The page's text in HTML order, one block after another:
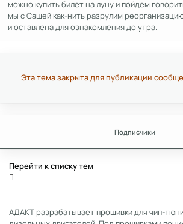
можно купить билет на луну и пойдем
мы с Сашей как-нить разрулим
и оставлена для ознакомления до утра.
Эта тема закрыта для публикации
Подписчики
Перейти к списку тем
АДАКТ разрабатывает прошивки для чип-